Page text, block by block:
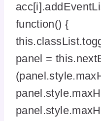
function() {
panel =